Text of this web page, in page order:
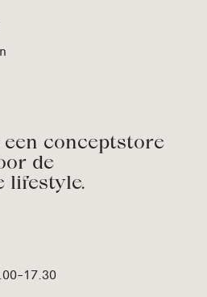
conceptstore
de
lifestyle.
17.30